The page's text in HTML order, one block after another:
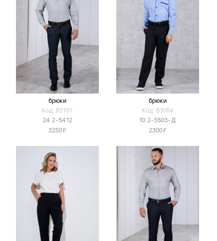
брюки
Код: 83197
24.2-5412
3250Я
брюки
Код: 83084
10.2-5503-Д
2300Я